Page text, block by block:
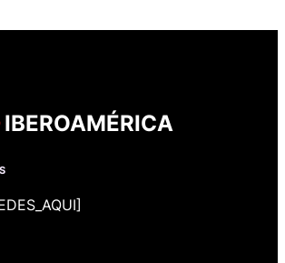
IBEROAMÉRICA